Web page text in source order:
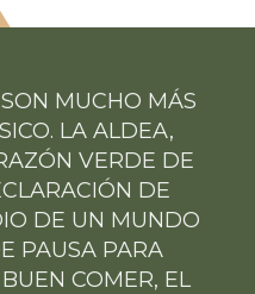
MUCHO MÁS
LA ALDEA,
VERDE DE
DE
DE UN MUNDO
PAUSA PARA
COMER, EL